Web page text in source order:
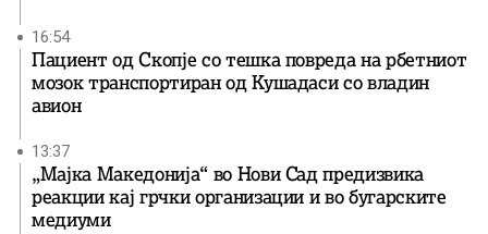
16:54
Пациент од Скопје со тешка повреда на рбетниот
мозок транспортиран од Кушадаси со владин
авион
13:37
„Мајка Македонија“ во Нови Сад предизвика
реакции кај грчки организации и во бугарските
медиуми